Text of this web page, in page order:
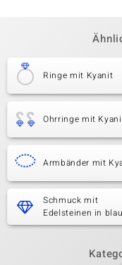
Ringe mit Kyanit
Ohrringe mit
Armbänder mit
Schmuck mit
Edelsteinen in blau